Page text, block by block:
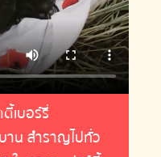
เบอร์รี่
าน สำราญไปทั่ว